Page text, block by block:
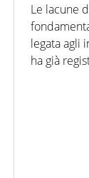
Le lacune
legata agli
ha già